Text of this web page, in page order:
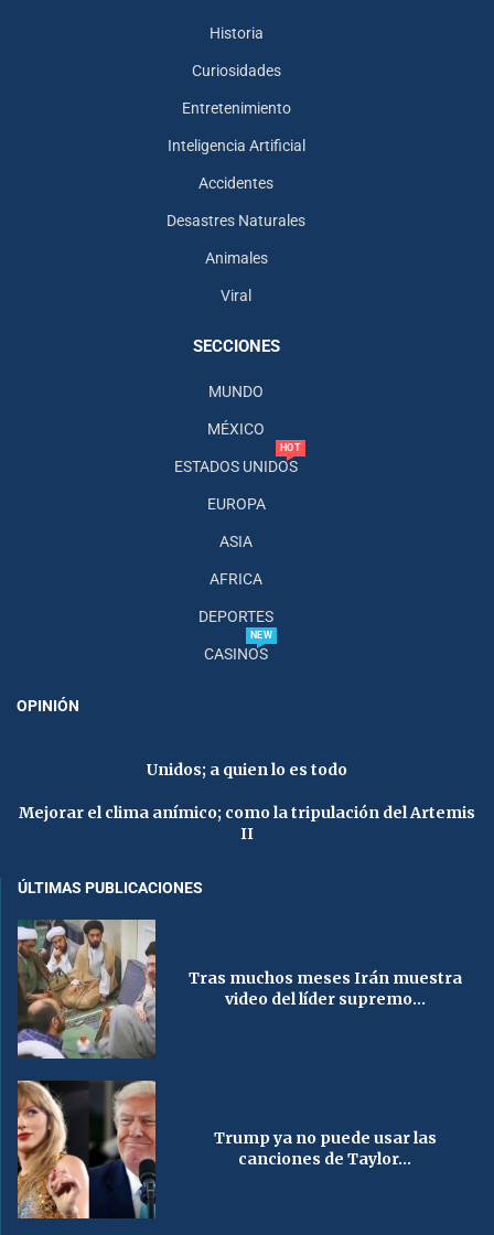
Historia
Curiosidades
Entretenimiento
Inteligencia Artificial
Accidentes
Desastres Naturales
Animales
Viral
SECCIONES
MUNDO
MÉXICO
ESTADOS UNIDOS
HOT
EUROPA
ASIA
AFRICA
DEPORTES
CASINOS
NEW
OPINIÓN
Unidos; a quien lo es todo
Mejorar el clima anímico; como la tripulación del Artemis
II
ÚLTIMAS PUBLICACIONES
Tras muchos meses Irán muestra
video del líder supremo...
Trump ya no puede usar las
canciones de Taylor...